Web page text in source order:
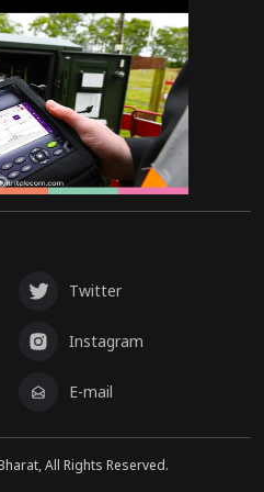
Twitter
Instagram
E-mail
All Rights Reserved.